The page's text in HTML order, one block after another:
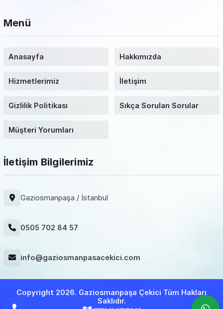
Menü
Anasayfa Hakkımızda
Hizmetlerimiz İletişim
Gizlilik Politikası Sıkça Sorulan Sorular
Müşteri Yorumları
İletişim Bilgilerimiz
Gaziosmanpaşa / İstanbul
0505 702 84 57
info@gaziosmanpasacekici.com
Copyright 2026. Gaziosmanpaşa Çekici Tüm Hakları
Saklıdır.